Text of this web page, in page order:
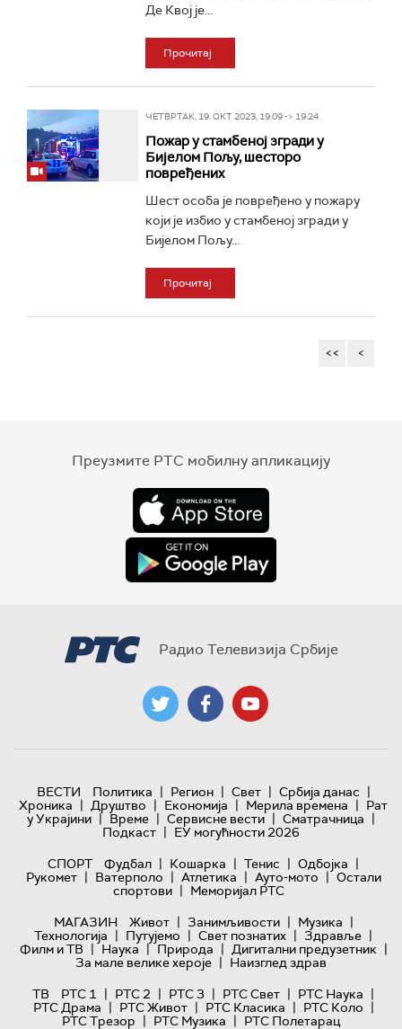
Де Квој је...
Прочитај
ЧЕТВРТАК, 19. ОКТ 2023, 19:09 -> 19:24
Пожар у стамбеној згради у
Бијелом Пољу, шесторо
повређених
Шест особа је повређено у пожару
који је избио у стамбеној згради у
Бијелом Пољу...
Прочитај
<< <
Преузмите РТС мобилну апликацију
Радио Телевизија Србије
ВЕСТИ Политика | Регион | Свет | Србија данас |
Хроника | Друштво | Економија | Мерила времена | Рат
у Украјини | Време | Сервисне вести | Сматрачница |
Подкаст | ЕУ могућности 2026
СПОРТ
Фудбал | Кошарка | Тенис | Одбојка |
Рукомет | Ватерполо | Атлетика | Ауто-мото | Остали
спортови | Меморијал РТС
МАГАЗИН
Живот | Занимљивости | Музика |
Технологијa | Путујемо | Свет познатих | Здравље |
Филм и ТВ | Наука | Природа | Дигитални предузетник |
За мале велике хероје | Наизглед здрав
ТВ
РТС 1 | РТС 2 | РТС 3 | РТС Свет | РТС Наука |
РТС Драма | РТС Живот | РТС Класика | РТС Коло |
РТС Трезор | РТС Музика | РТС Полетарац